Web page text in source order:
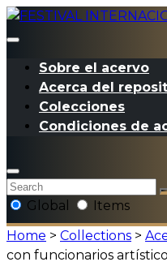
Sobre el acervo
Acerca del
Colecciones
Condiciones de
Global
Items
Home > Collections >
con funcionarios